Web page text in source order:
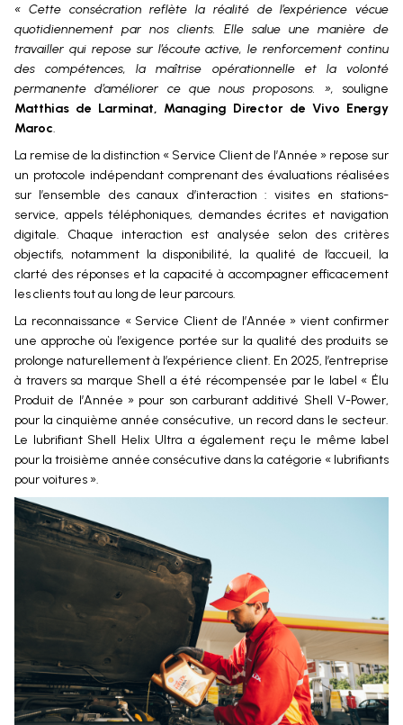
« Cette consécration reflète la réalité de l’expérience vécue
quotidiennement par nos clients. Elle salue une manière de
travailler qui repose sur l’écoute active, le renforcement continu
des compétences, la maîtrise opérationnelle et la volonté
permanente d’améliorer ce que nous proposons. », souligne
Matthias de Larminat, Managing Director de Vivo Energy
Maroc.
La remise de la distinction « Service Client de l’Année » repose sur
un protocole indépendant comprenant des évaluations réalisées
sur l’ensemble des canaux d’interaction : visites en stations-
service, appels téléphoniques, demandes écrites et navigation
digitale. Chaque interaction est analysée selon des critères
objectifs, notamment la disponibilité, la qualité de l’accueil, la
clarté des réponses et la capacité à accompagner efficacement
les clients tout au long de leur parcours.
La reconnaissance « Service Client de l’Année » vient confirmer
une approche où l’exigence portée sur la qualité des produits se
prolonge naturellement à l’expérience client. En 2025, l’entreprise
à travers sa marque Shell a été récompensée par le label « Élu
Produit de l’Année » pour son carburant additivé Shell V-Power,
pour la cinquième année consécutive, un record dans le secteur.
Le lubrifiant Shell Helix Ultra a également reçu le même label
pour la troisième année consécutive dans la catégorie « lubrifiants
pour voitures ».